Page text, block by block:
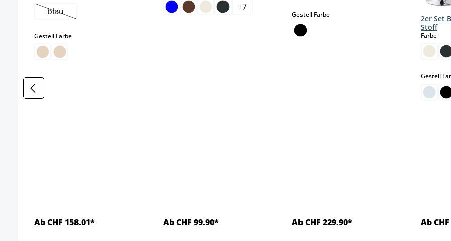
blau(Diese Option ist zurzeit nicht verfügbar.)
Gestell Farbeauswählen
Ab CHF 158.01*
+7
Ab CHF 99.90*
Gestell Farbeauswählen
Ab CHF 229.90*
2er Set
Stoff
Farbe
Gestell
Ab